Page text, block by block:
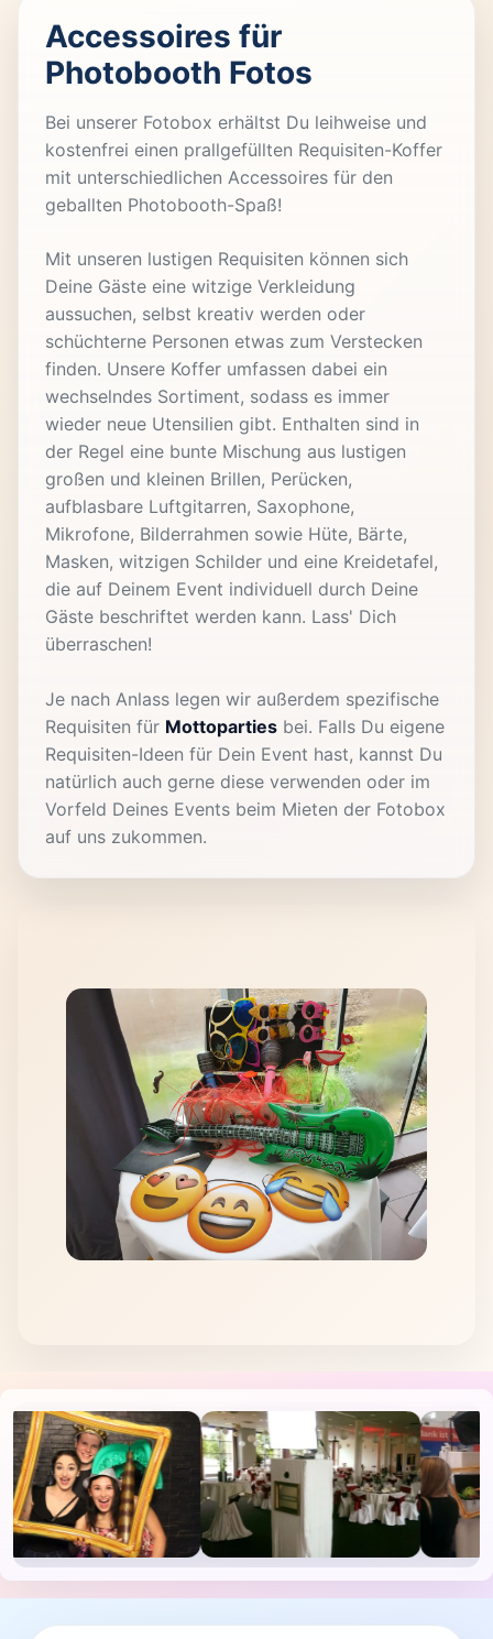
Accessoires für
Photobooth Fotos
Bei unserer Fotobox erhältst Du leihweise und
kostenfrei einen prallgefüllten Requisiten-Koffer
mit unterschiedlichen Accessoires für den
geballten Photobooth-Spaß!
Mit unseren lustigen Requisiten können sich
Deine Gäste eine witzige Verkleidung
aussuchen, selbst kreativ werden oder
schüchterne Personen etwas zum Verstecken
finden. Unsere Koffer umfassen dabei ein
wechselndes Sortiment, sodass es immer
wieder neue Utensilien gibt. Enthalten sind in
der Regel eine bunte Mischung aus lustigen
großen und kleinen Brillen, Perücken,
aufblasbare Luftgitarren, Saxophone,
Mikrofone, Bilderrahmen sowie Hüte, Bärte,
Masken, witzigen Schilder und eine Kreidetafel,
die auf Deinem Event individuell durch Deine
Gäste beschriftet werden kann. Lass' Dich
überraschen!
Je nach Anlass legen wir außerdem spezifische
Requisiten für Mottoparties bei. Falls Du eigene
Requisiten-Ideen für Dein Event hast, kannst Du
natürlich auch gerne diese verwenden oder im
Vorfeld Deines Events beim Mieten der Fotobox
auf uns zukommen.